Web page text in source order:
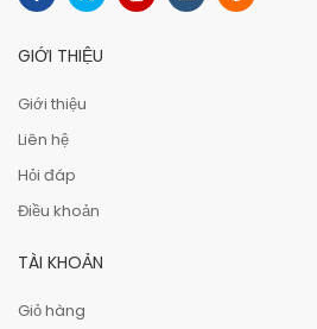
GIỚI THIỆU
Giới thiệu
Liên hệ
Hỏi đáp
Điều khoản
TÀI KHOẢN
Giỏ hàng